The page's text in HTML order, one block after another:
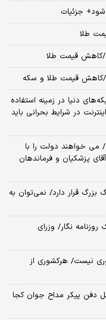
جزئیات
دنیا در زمینه استفاده
در شرایط بحرانی باید
می خواهند دولت را با
پزشکیان و فرماندهان
قرار دارد/ نمی‌توان به
نگار/ وزرای
نیست/ هرکشوری از
دفن پیکر مداح جوان کجا